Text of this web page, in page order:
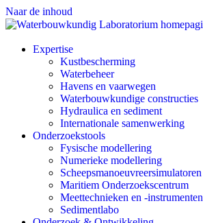
Naar de inhoud
Expertise
Kustbescherming
Waterbeheer
Havens en vaarwegen
Waterbouwkundige constructies
Hydraulica en sediment
Internationale samenwerking
Onderzoekstools
Fysische modellering
Numerieke modellering
Scheepsmanoeuvreersimulatoren
Maritiem Onderzoekscentrum
Meettechnieken en -instrumenten
Sedimentlabo